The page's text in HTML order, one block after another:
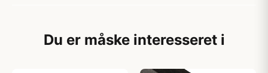
Du er måske interesseret i